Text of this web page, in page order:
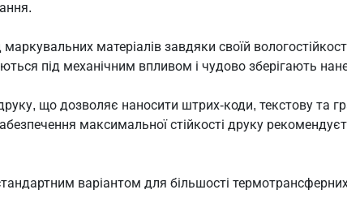
матеріалів завдяки своїй
під механічним впливом і чудово зберігають
що дозволяє наносити штрих-коди, текстову та
максимальної стійкості друку
варіантом для більшості термотрансферних